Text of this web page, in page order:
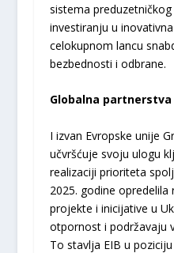
sistema
investiranju u
celokupnom lancu
bezbednosti i odbrane.
Globalna partnerstva
I izvan Evropske unije
učvršćuje svoju ulogu
realizaciji prioriteta
2025. godine opredelila
projekte i inicijative u
otpornost i podržavaju
To stavlja EIB u